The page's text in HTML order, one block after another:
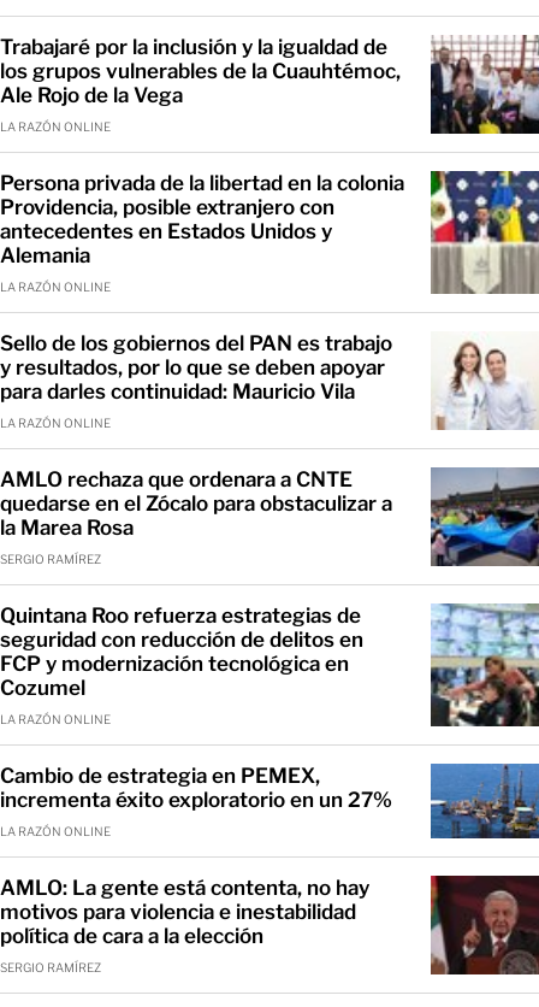
Trabajaré por la inclusión y la igualdad de
los grupos vulnerables de la Cuauhtémoc,
Ale Rojo de la Vega
LA RAZÓN ONLINE
Persona privada de la libertad en la colonia
Providencia, posible extranjero con
antecedentes en Estados Unidos y
Alemania
LA RAZÓN ONLINE
Sello de los gobiernos del PAN es trabajo
y resultados, por lo que se deben apoyar
para darles continuidad: Mauricio Vila
LA RAZÓN ONLINE
AMLO rechaza que ordenara a CNTE
quedarse en el Zócalo para obstaculizar a
la Marea Rosa
SERGIO RAMÍREZ
Quintana Roo refuerza estrategias de
seguridad con reducción de delitos en
FCP y modernización tecnológica en
Cozumel
LA RAZÓN ONLINE
Cambio de estrategia en PEMEX,
incrementa éxito exploratorio en un 27%
LA RAZÓN ONLINE
AMLO: La gente está contenta, no hay
motivos para violencia e inestabilidad
política de cara a la elección
SERGIO RAMÍREZ